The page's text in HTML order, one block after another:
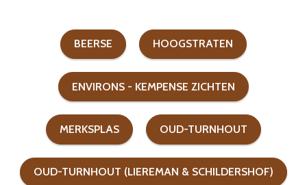
BEERSE HOOGSTRATEN
ENVIRONS - KEMPENSE ZICHTEN
MERKSPLAS OUD-TURNHOUT
OUD-TURNHOUT (LIEREMAN & SCHILDERSHOF)